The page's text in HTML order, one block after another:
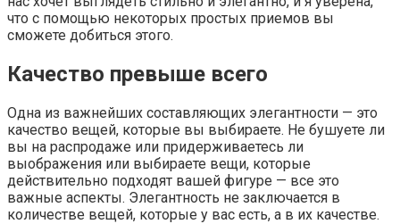
что с помощью некоторых простых приемов вы
сможете добиться этого.
Качество превыше всего
Одна из важнейших составляющих элегантности — это
качество вещей, которые вы выбираете. Не бушуете ли
вы на распродаже или придерживаетесь ли
выображения или выбираете вещи, которые
действительно подходят вашей фигуре — все это
важные аспекты. Элегантность не заключается в
количестве вещей, которые у вас есть, а в их качестве.